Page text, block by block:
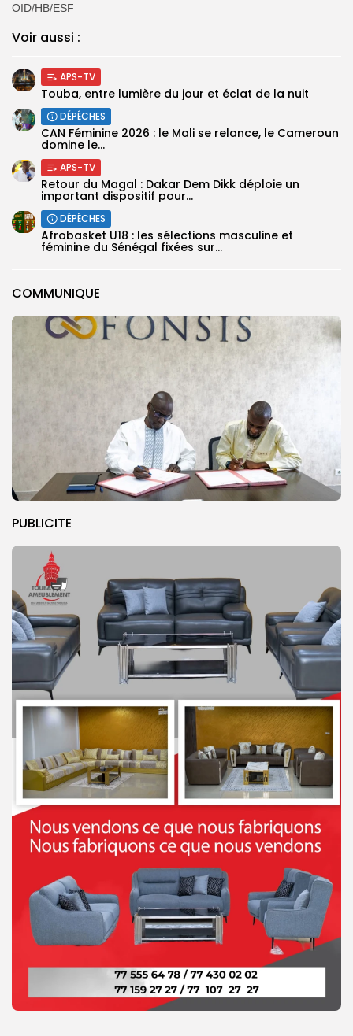
COMMUNIQUE
PUBLICITE
OID/HB/ESF
Voir aussi :
APS-TV
Touba, entre lumière du jour et éclat de la nuit
DÉPÊCHES
‎CAN Féminine 2026 : le Mali se relance, le Cameroun
domine le...
APS-TV
Retour du Magal : Dakar Dem Dikk déploie un
important dispositif pour...
DÉPÊCHES
‎Afrobasket U18 : les sélections masculine et
féminine du Sénégal fixées sur...